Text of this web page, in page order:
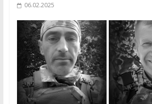
06.02.2025